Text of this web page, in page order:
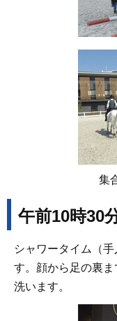
集
午前10時30
シャワータイム（
す。顔から足の裏
洗います。